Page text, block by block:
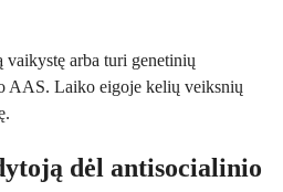
arba turi genetinių
AAS. Laiko eigoje kelių veiksnių
dėl antisocialinio